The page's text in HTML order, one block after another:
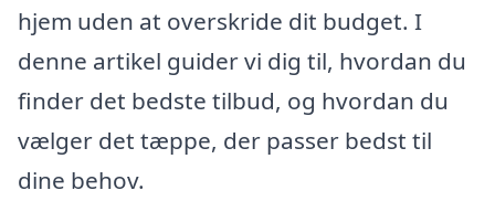
hjem uden at overskride dit budget. I
denne artikel guider vi dig til, hvordan du
finder det bedste tilbud, og hvordan du
vælger det tæppe, der passer bedst til
dine behov.